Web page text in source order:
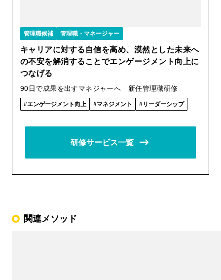
管理職候補 管理職・マネージャー
キャリアに対する自信を高め、漠然とした未来へ
の不安を解消することでエンゲージメント向上に
つなげる
90日で成果を出すマネジャーへ 新任管理職研修
エンゲージメント向上 マネジメント リーダーシップ
研修サービス一覧
関連メソッド